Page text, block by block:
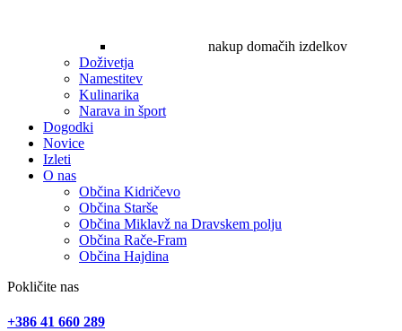
nakup domačih izdelkov
Doživetja
Namestitev
Kulinarika
Narava in šport
Dogodki
Novice
Izleti
O nas
Občina Kidričevo
Občina Starše
Občina Miklavž na Dravskem polju
Občina Rače-Fram
Občina Hajdina
Pokličite nas
+386 41 660 289